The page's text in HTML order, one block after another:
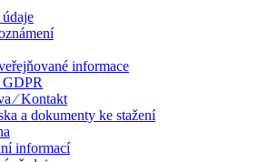
informace
⁄ Kontakt
a dokumenty ke stažení
informací